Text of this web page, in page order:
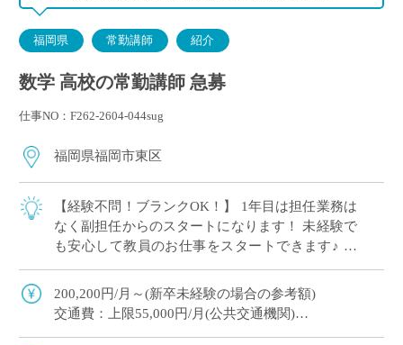
福岡県 常勤講師 紹介
数学 高校の常勤講師 急募
仕事NO：F262-2604-044sug
福岡県福岡市東区
【経験不問！ブランクOK！】 1年目は担任業務は
なく副担任からのスタートになります！ 未経験で
も安心して教員のお仕事をスタートできます♪ 専
ス、最寄り駅から徒歩5分でラクラク […]
200,200円/月～(新卒未経験の場合の参考額)
交通費：上限55,000円/月(公共交通機関)